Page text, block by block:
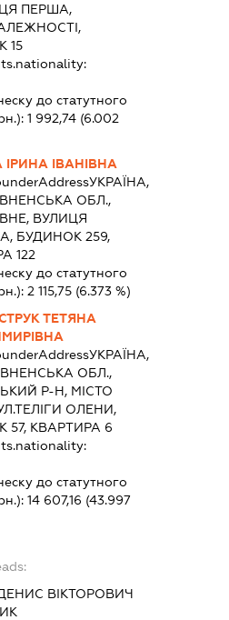
ПЕРША,
15
до статутного
1 992,74(6.002
ІВАНІВНА
УКРАЇНА,
ОБЛ.,
ВУЛИЦЯ
БУДИНОК 259,
122
до статутного
2 115,75(6.373 %)
ТЕТЯНА
УКРАЇНА,
ОБЛ.,
Р-Н, МІСТО
ОЛЕНИ,
57, КВАРТИРА 6
до статутного
14 607,16 (43.997
ВІКТОРОВИЧ